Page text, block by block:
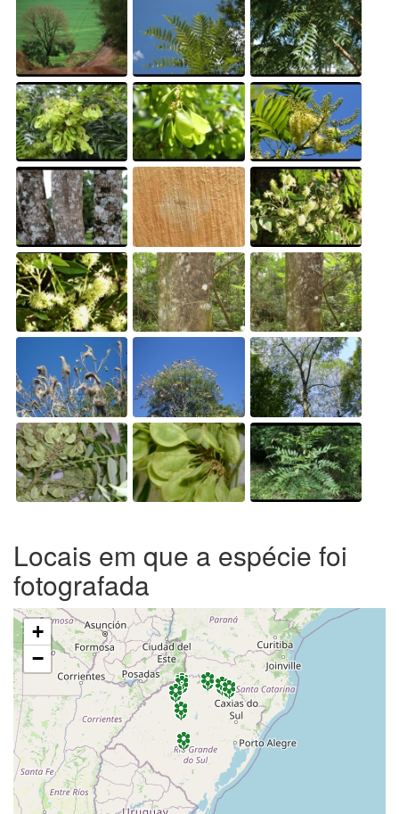
Locais em que a espécie foi
fotografada
+
−